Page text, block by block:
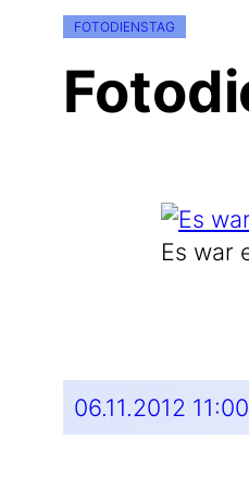
FOTODIENSTAG
Es war
06.11.2012 11:00